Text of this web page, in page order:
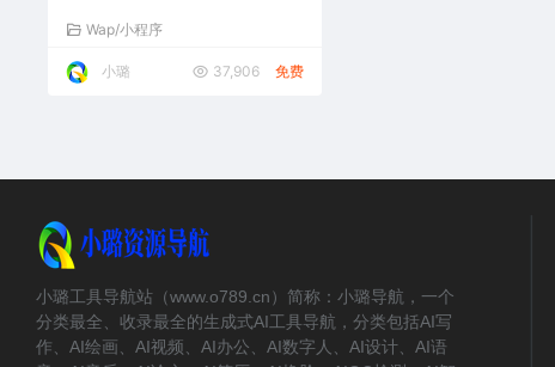
Wap/小程序
小璐 37,906 免费
小璐工具导航站（www.o789.cn）简称：小璐导航，一个
分类最全、收录最全的生成式AI工具导航，分类包括AI写
作、AI绘画、AI视频、AI办公、AI数字人、AI设计、AI语